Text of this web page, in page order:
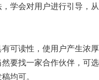
学会对用户进行引导，
可读性，使用户产生浓
要找一家合作伙伴，可
均可。